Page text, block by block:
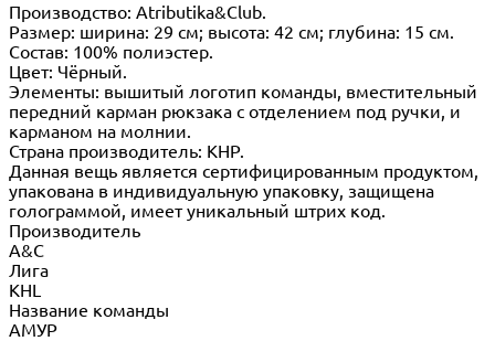
Производство: Atributika&Club.
Размер: ширина: 29 см; высота: 42 см; глубина: 15 см.
Состав: 100% полиэстер.
Цвет: Чёрный.
Элементы: вышитый логотип команды, вместительный
передний карман рюкзака с отделением под ручки, и
карманом на молнии.
Страна производитель: КНР.
Данная вещь является сертифицированным продуктом,
упакована в индивидуальную упаковку, защищена
голограммой, имеет уникальный штрих код.
Производитель
A&C
Лига
KHL
Название команды
АМУР